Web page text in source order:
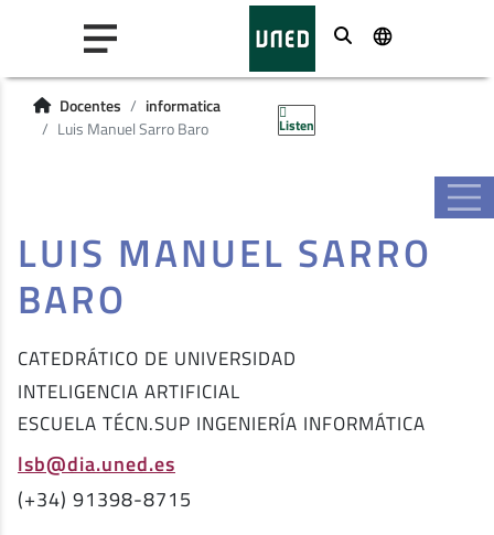
Buscar
Docentes
informatica
Luis Manuel Sarro Baro
Listen
LUIS MANUEL SARRO
BARO
CATEDRÁTICO DE UNIVERSIDAD
INTELIGENCIA ARTIFICIAL
ESCUELA TÉCN.SUP INGENIERÍA INFORMÁTICA
lsb@dia.uned.es
(+34) 91398-8715